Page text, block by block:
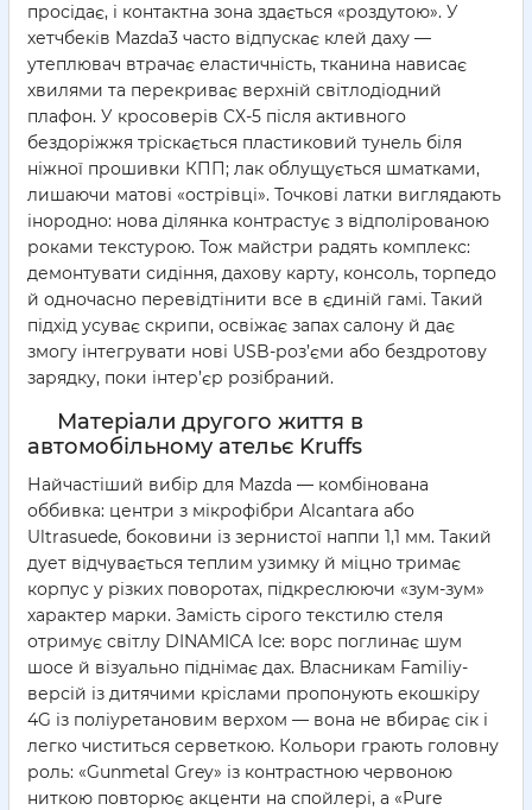
просідає, і контактна зона здається «роздутою». У
хетчбеків Mazda3 часто відпускає клей даху —
утеплювач втрачає еластичність, тканина нависає
хвилями та перекриває верхній світлодіодний
плафон. У кросоверів CX-5 після активного
бездоріжжя тріскається пластиковий тунель біля
ніжної прошивки КПП; лак облущується шматками,
лишаючи матові «острівці». Точкові латки виглядають
інородно: нова ділянка контрастує з відполірованою
роками текстурою. Тож майстри радять комплекс:
демонтувати сидіння, дахову карту, консоль, торпедо
й одночасно перевідтінити все в єдиній гамі. Такий
підхід усуває скрипи, освіжає запах салону й дає
змогу інтегрувати нові USB-роз’єми або бездротову
зарядку, поки інтер’єр розібраний.
Матеріали другого життя в
автомобільному ательє Kruffs
Найчастіший вибір для Mazda — комбінована
оббивка: центри з мікрофібри Alcantara або
Ultrasuede, боковини із зернистої наппи 1,1 мм. Такий
дует відчувається теплим узимку й міцно тримає
корпус у різких поворотах, підкреслюючи «зум-зум»
характер марки. Замість сірого текстилю стеля
отримує світлу DINAMICA Ice: ворс поглинає шум
шосе й візуально піднімає дах. Власникам Familiy-
версій із дитячими кріслами пропонують екошкіру
4G із поліуретановим верхом — вона не вбирає сік і
легко чиститься серветкою. Кольори грають головну
роль: «Gunmetal Grey» із контрастною червоною
ниткою повторює акценти на спойлері, а «Pure